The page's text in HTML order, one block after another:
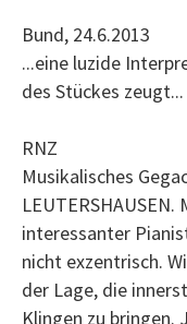
Bund, 24.6.2013
...eine luzide
des Stückes zeugt...
RNZ
Musikalisches
interessanter
nicht exzentrisch.
der Lage, die
Klingen zu bringen.